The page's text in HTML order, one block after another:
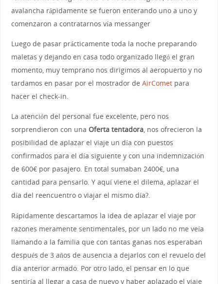
avalancha rápidamente se fueron enterando uno a uno y
comenzaron a contratarnos vía messanger
Luego de pasar prácticamente toda la noche preparando
maletas y dejando en casa todo organizado llegó el gran
momento, muy temprano nos dirigimos al aeropuerto y no
tardamos en pasar por el mostrador de AirCometpara
hacer el check-in.
La atención del personal fue excelente, pero nos
sorprendieron con una Oferta tentadora, nos ofrecieron la
posibilidad de aplazar el viaje un día con puestos
confirmados para el día siguiente y con una indemnización
de 600€ por pasajero. En total sumaban 2400€, una
cantidad para pensarlo. Y aquí viene el dilema, aplazar el
día del reencuentro o viajar el mismo día?.
Rápidamente descartamos la idea de aplazar el viaje por
razones meramente sentimentales, por un lado no me veía
llamando a la familia que con tantas ganas nos esperaban
después de 3 años de ausencia a dejarlos con el revuelo del
día anterior armado. Por otro lado, el pensar en lo que
sentiría al llegar a casa de nuevo y haber aplazado el viaje